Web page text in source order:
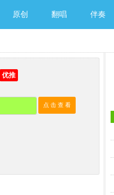
原创 翻唱 伴奏
优推
点 击 查 看